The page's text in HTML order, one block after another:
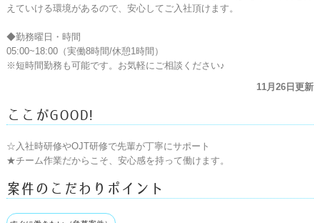
えていける環境があるので、安心してご入社頂けます。
◆勤務曜日・時間
05:00~18:00（実働8時間/休憩1時間）
※短時間勤務も可能です。お気軽にご相談ください♪
11月26日更新
ここがGOOD!
☆入社時研修やOJT研修で先輩が丁寧にサポート
★チーム作業だからこそ、安心感を持って働けます。
案件のこだわりポイント